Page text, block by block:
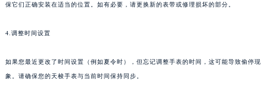
保它们正确安装在适当的位置。如有必要，请更换新的表带或修理损坏的部分。
4.调整时间设置
如果您最近更改了时间设置（例如夏令时），但忘记调整手表的时间，这可能导致偷停现
象。请确保您的天梭手表与当前时间保持同步。